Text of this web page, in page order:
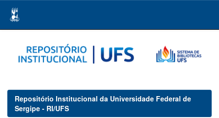
navigation
Repositório Institucional da Universidade Federal de
Sergipe - RI/UFS